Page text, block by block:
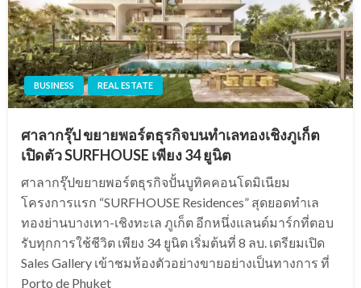
BUSINESS REAL ESTATE
ศาลากรุ๊ป ขยายพอร์ตธุรกิจบนทำเลทองเชิงภูเก็ต
เปิดตัว SURFHOUSE เพียง 34 ยูนิต
ศาลากรุ๊ปขยายพอร์ตธุรกิจปั้นบูทิคคอนโดมิเนียม
โครงการแรก “SURFHOUSE Residences” สุดยอดทำเล
ทองย่านบางเทา-เชิงทะเล ภูเก็ต อีกหนึ่งแลนด์มาร์กที่ตอบ
รับทุกการใช้ชีวิต เพียง 34 ยูนิต เริ่มต้นที่ 8 ลบ. เตรียมเปิด
Sales Gallery เข้าชมห้องตัวอย่างขายอย่างเป็นทางการ ที่
Porto de Phuket